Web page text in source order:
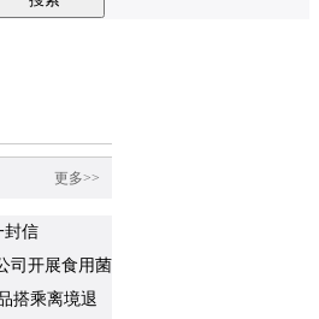
更多>>
封信
司开展食用菌
搭乘离境退